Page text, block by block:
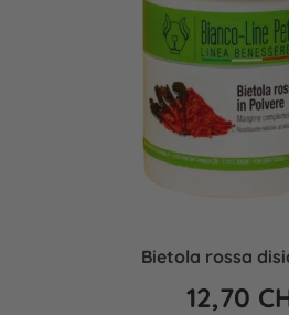
Bietola rossa
12,70